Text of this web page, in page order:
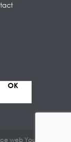
web Youdemus